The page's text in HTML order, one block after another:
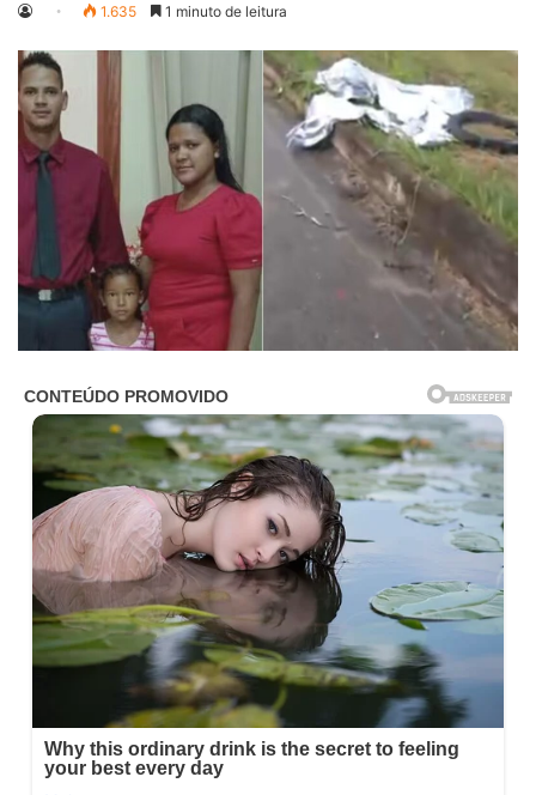
1.635 1 minuto de leitura